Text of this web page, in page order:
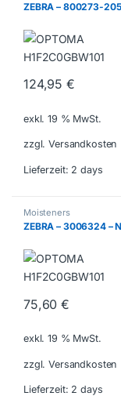
ZEBRA – 800273-205
124,95€
exkl. 19 % MwSt.
zzgl. Versandkosten
Lieferzeit: 2 days
Moisteners
ZEBRA – 3006324 –
75,60€
exkl. 19 % MwSt.
zzgl. Versandkosten
Lieferzeit: 2 days